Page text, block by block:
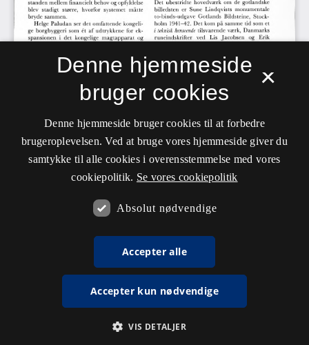
×
Denne hjemmeside
bruger cookies
Denne hjemmeside bruger cookies til at forbedre
brugeroplevelsen. Ved at bruge vores hjemmeside giver du
samtykke til alle cookies i overensstemmelse med vores
cookiepolitik. Se vores cookiepolitik
Absolut nødvendige
Accepter alle
Accepter kun nødvendige
VIS DETALJER